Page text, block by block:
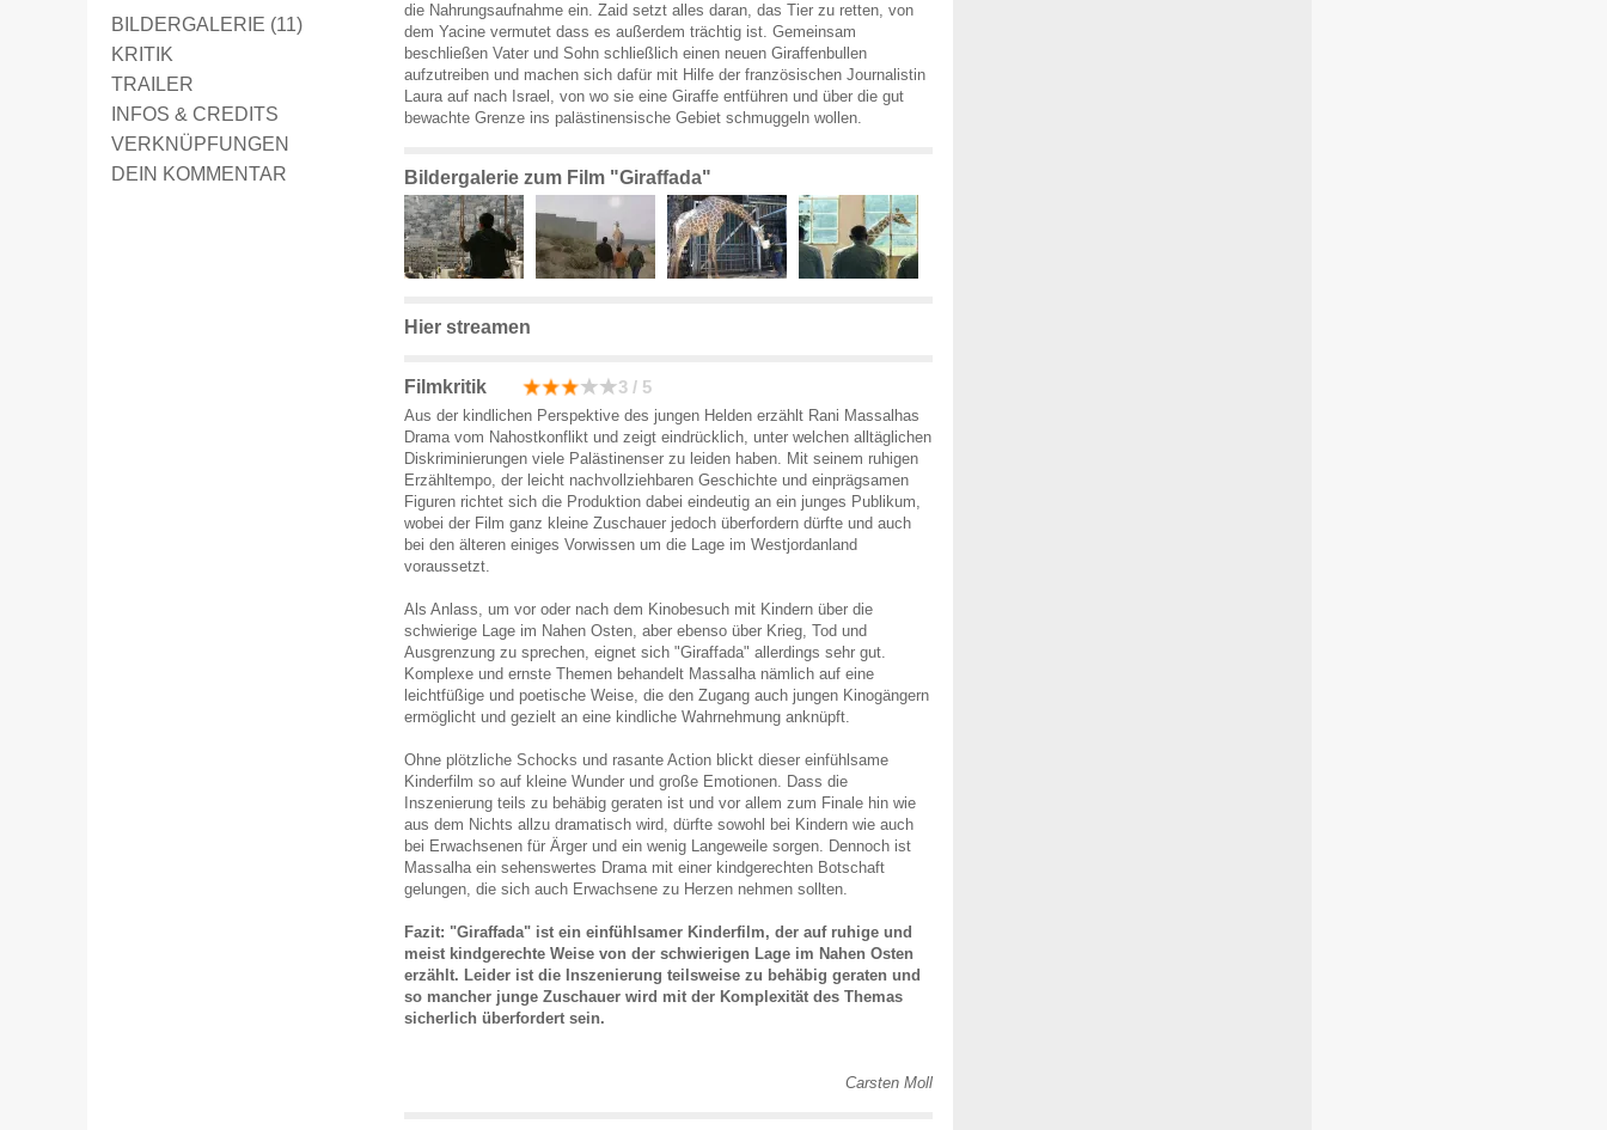
BILDERGALERIE (11)
KRITIK
TRAILER
INFOS & CREDITS
VERKNÜPFUNGEN
DEIN KOMMENTAR
die Nahrungsaufnahme ein. Zaid setzt alles daran, das Tier zu retten, von
dem Yacine vermutet dass es außerdem trächtig ist. Gemeinsam
beschließen Vater und Sohn schließlich einen neuen Giraffenbullen
aufzutreiben und machen sich dafür mit Hilfe der französischen Journalistin
Laura auf nach Israel, von wo sie eine Giraffe entführen und über die gut
bewachte Grenze ins palästinensische Gebiet schmuggeln wollen.
Bildergalerie zum Film "Giraffada"
Hier streamen
Filmkritik 3 / 5
Aus der kindlichen Perspektive des jungen Helden erzählt Rani Massalhas
Drama vom Nahostkonflikt und zeigt eindrücklich, unter welchen alltäglichen
Diskriminierungen viele Palästinenser zu leiden haben. Mit seinem ruhigen
Erzähltempo, der leicht nachvollziehbaren Geschichte und einprägsamen
Figuren richtet sich die Produktion dabei eindeutig an ein junges Publikum,
wobei der Film ganz kleine Zuschauer jedoch überfordern dürfte und auch
bei den älteren einiges Vorwissen um die Lage im Westjordanland
voraussetzt.
Als Anlass, um vor oder nach dem Kinobesuch mit Kindern über die
schwierige Lage im Nahen Osten, aber ebenso über Krieg, Tod und
Ausgrenzung zu sprechen, eignet sich "Giraffada" allerdings sehr gut.
Komplexe und ernste Themen behandelt Massalha nämlich auf eine
leichtfüßige und poetische Weise, die den Zugang auch jungen Kinogängern
ermöglicht und gezielt an eine kindliche Wahrnehmung anknüpft.
Ohne plötzliche Schocks und rasante Action blickt dieser einfühlsame
Kinderfilm so auf kleine Wunder und große Emotionen. Dass die
Inszenierung teils zu behäbig geraten ist und vor allem zum Finale hin wie
aus dem Nichts allzu dramatisch wird, dürfte sowohl bei Kindern wie auch
bei Erwachsenen für Ärger und ein wenig Langeweile sorgen. Dennoch ist
Massalha ein sehenswertes Drama mit einer kindgerechten Botschaft
gelungen, die sich auch Erwachsene zu Herzen nehmen sollten.
Fazit: "Giraffada" ist ein einfühlsamer Kinderfilm, der auf ruhige und
meist kindgerechte Weise von der schwierigen Lage im Nahen Osten
erzählt. Leider ist die Inszenierung teilsweise zu behäbig geraten und
so mancher junge Zuschauer wird mit der Komplexität des Themas
sicherlich überfordert sein.
Carsten Moll